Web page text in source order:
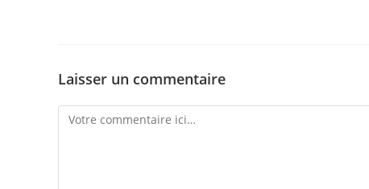
Laisser un commentaire